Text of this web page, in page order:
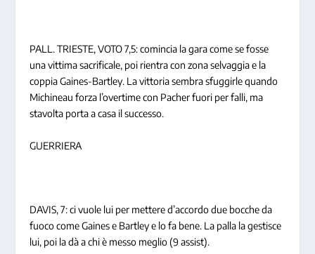
PALL. TRIESTE, VOTO 7,5: comincia la gara come se fosse
una vittima sacrificale, poi rientra con zona selvaggia e la
coppia Gaines-Bartley. La vittoria sembra sfuggirle quando
Michineau forza l’overtime con Pacher fuori per falli, ma
stavolta porta a casa il successo.
GUERRIERA
DAVIS, 7: ci vuole lui per mettere d’accordo due bocche da
fuoco come Gaines e Bartley e lo fa bene. La palla la gestisce
lui, poi la dà a chi è messo meglio (9 assist).